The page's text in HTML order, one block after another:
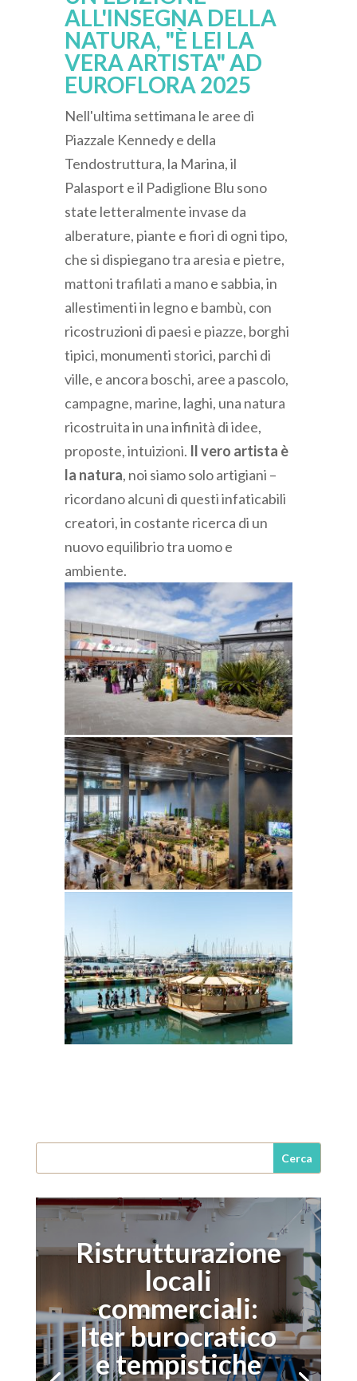
ALL'INSEGNA DELLA
NATURA, "È LEI LA
VERA ARTISTA" AD
EUROFLORA 2025
Nell'ultima settimana le aree di
Piazzale Kennedy e della
Tendostruttura, la Marina, il
Palasport e il Padiglione Blu sono
state letteralmente invase da
alberature, piante e fiori di ogni tipo,
che si dispiegano tra aresia e pietre,
mattoni trafilati a mano e sabbia, in
allestimenti in legno e bambù, con
ricostruzioni di paesi e piazze, borghi
tipici, monumenti storici, parchi di
ville, e ancora boschi, aree a pascolo,
campagne, marine, laghi, una natura
ricostruita in una infinità di idee,
proposte, intuizioni. Il vero artista è
la natura, noi siamo solo artigiani –
ricordano alcuni di questi infaticabili
creatori, in costante ricerca di un
nuovo equilibrio tra uomo e
ambiente.
Ristrutturazione
locali
commerciali:
Iter burocratico
e tempistiche